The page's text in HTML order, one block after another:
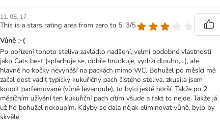
11. 05. 17
This is a stars rating area from zero to 5: 3/5
Vůně :-(
Po pořízení tohoto steliva zavládlo nadšení, velmi podobné vlastnosti
jako Cats best (splachuje se, dobře hrudkuje, vydrží dlouho,...), ale
hlavně ho kočky nevynáší na packách mimo WC. Bohužel po měsíci mě
začal dost vadit typický kukuřičný pach čistého steliva, zkusila jsem
koupit parfemované (vůně levandule), to bylo ještě horší. Takže po 2
měsíčním užívání ten kukuřiční pach cítím všude a fakt to nejde. Takže já
už ho bohužel nekoupím. Kdyby se dala nějak eliminovat vůně, bylo by
skvělé.